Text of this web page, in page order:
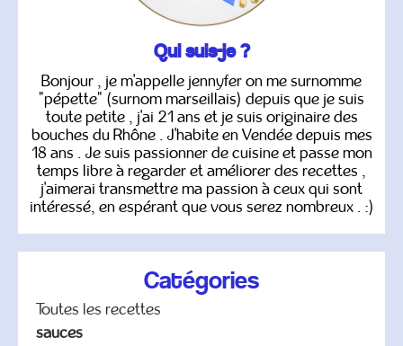
Qui suis-je ?
Bonjour , je m'appelle jennyfer on me surnomme
"pépette" (surnom marseillais) depuis que je suis
toute petite , j'ai 21 ans et je suis originaire des
bouches du Rhône . J'habite en Vendée depuis mes
18 ans . Je suis passionner de cuisine et passe mon
temps libre à regarder et améliorer des recettes ,
j'aimerai transmettre ma passion à ceux qui sont
intéressé, en espérant que vous serez nombreux . :)
Catégories
Toutes les recettes
sauces